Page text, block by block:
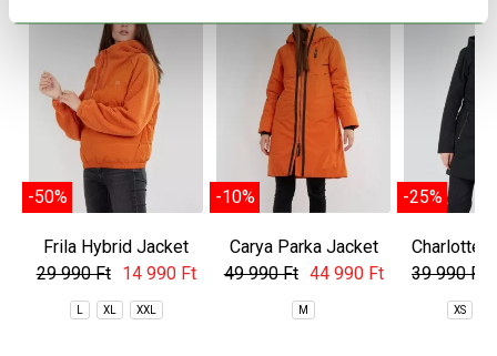
-50%
Frila Hybrid Jacket
29 990 Ft
14 990 Ft
XL XXL
-10%
Carya Parka Jacket
49 990 Ft 44 990 Ft
M
-25%
Charlotte
39 990 Ft
XS